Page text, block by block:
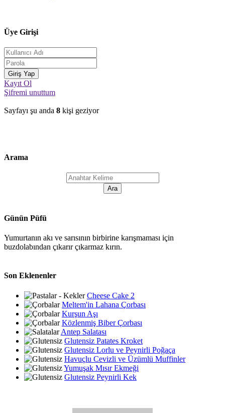
Üye Girişi
Kayıt Ol
Şifremi unuttum
Sayfayı şu anda 8 kişi geziyor
Arama
Günün Püfü
Yumurtanın akı ve sarısının birbirine karışmaması için
buzdolabından çıkarır çıkarmaz kırın.
Son Eklenenler
Cheese Cake 2
Meltem'in Lahana Çorbası
Kurşun Aşı
Közlenmiş Biber Çorbası
Antep Salatası
Glutensiz Patates Kroket
Glutensiz Lorlu ve Peynirli Poğaça
Havuçlu Cevizli ve Üzümlü Muffinler
Yumuşak Mısır Ekmeği
Glutensiz Peynirli Kek